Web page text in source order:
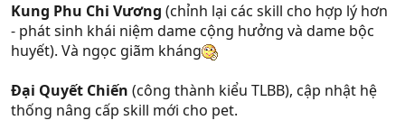
Kung Phu Chi Vương (chỉnh lại các skill cho hợp lý hơn
- phát sinh khái niệm dame cộng hưởng và dame bộc
huyết). Và ngọc giãm kháng
Đại Quyết Chiến (công thành kiểu TLBB), cập nhật hệ
thống nâng cấp skill mới cho pet.